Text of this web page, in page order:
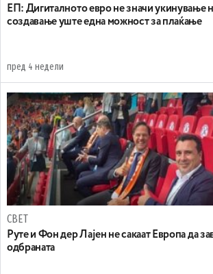
ЕП: Дигиталното евро не значи укинување
создавање уште една можност за плаќање
пред 4 недели
СВЕТ
Руте и Фон дер Лајен не сакаат Европа да
одбраната